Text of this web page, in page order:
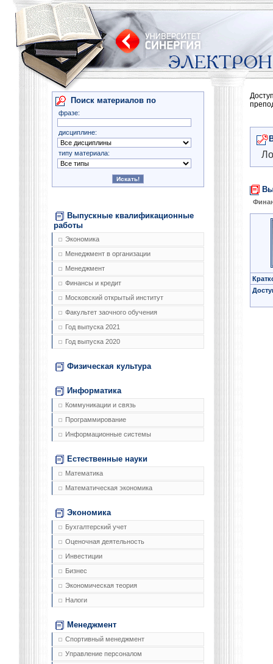
Поиск материалов по
фразе:
дисциплине:
типу материала:
Выпускные квалификационные
работы
Экономика
Менеджмент в организации
Менеджмент
Финансы и кредит
Московский открытый институт
Факультет заочного обучения
Год выпуска 2021
Год выпуска 2020
Физическая культура
Информатика
Коммуникации и связь
Программирование
Информационные системы
Естественные науки
Математика
Математическая экономика
Экономика
Бухгалтерский учет
Оценочная деятельность
Инвестиции
Бизнес
Экономическая теория
Налоги
Менеджмент
Спортивный менеджмент
Управление персоналом